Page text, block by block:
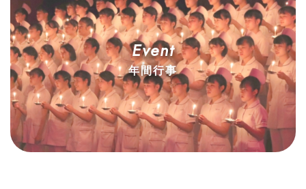
Event
年間行事